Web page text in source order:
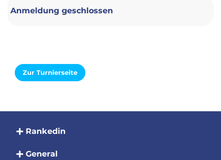
Anmeldung geschlossen
Zur Turnierseite
Rankedin
General